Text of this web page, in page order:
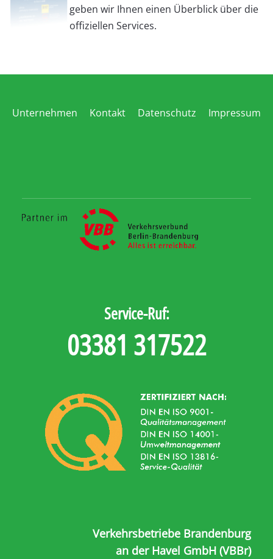
geben wir Ihnen einen Überblick über die
offiziellen Services.
Unternehmen Kontakt Datenschutz Impressum
Service-Ruf:
03381 317522
Verkehrsbetriebe Brandenburg
an der Havel GmbH (VBBr)